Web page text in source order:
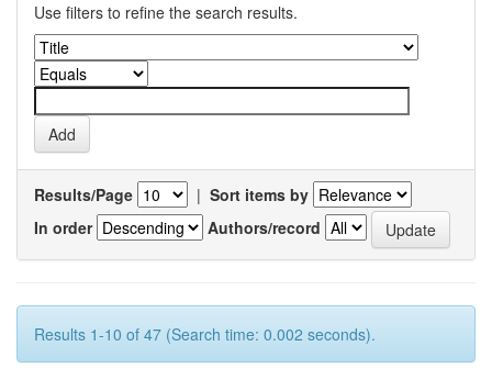
Use filters to refine the search results.
Results/Page | Sort items by
In order
Authors/record
Results 1-10 of 47 (Search time: 0.002 seconds).